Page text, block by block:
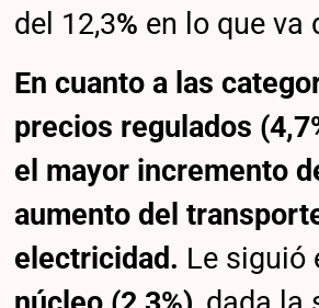
del 12,3% en lo que va
En cuanto a las
precios regulados
el mayor incremento
aumento del
electricidad. Le siguió